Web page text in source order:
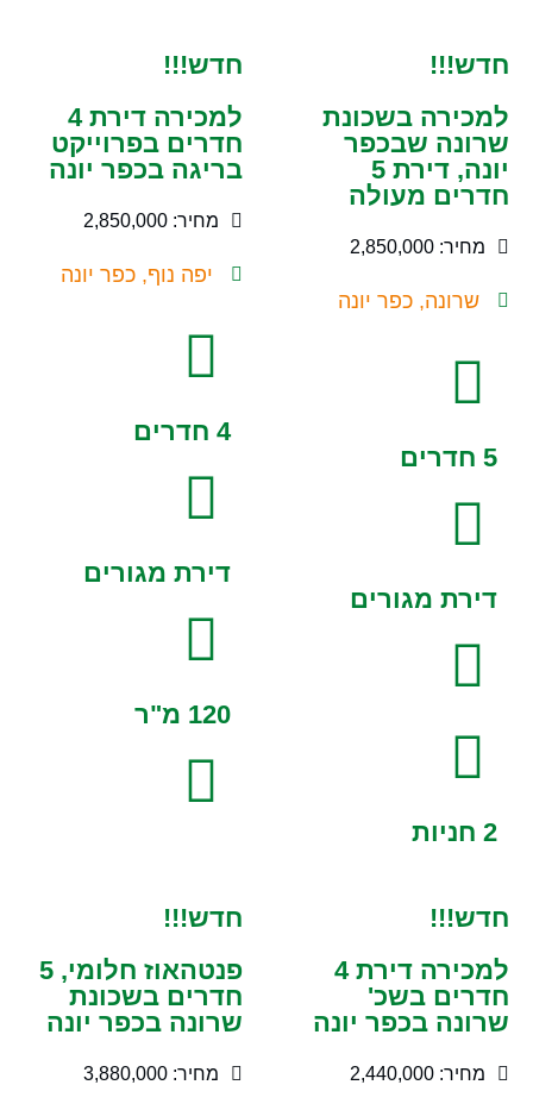
חדש!!!
למכירה בשכונת
שרונה שבכפר
יונה, דירת 5
חדרים מעולה
מחיר: 2,850,000
שרונה, כפר יונה
5 חדרים
דירת מגורים
2 חניות
חדש!!!
למכירה דירת 4
חדרים בפרוייקט
בריגה בכפר יונה
מחיר: 2,850,000
יפה נוף, כפר יונה
4 חדרים
דירת מגורים
120 מ"ר
חדש!!!
למכירה דירת 4
חדרים בשכ'
שרונה בכפר יונה
מחיר: 2,440,000
חדש!!!
פנטהאוז חלומי, 5
חדרים בשכונת
שרונה בכפר יונה
מחיר: 3,880,000